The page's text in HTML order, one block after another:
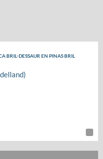
BRIL-DESSAUR EN PINAS BRIL